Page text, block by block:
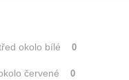
okolo bílé 0
červené 0